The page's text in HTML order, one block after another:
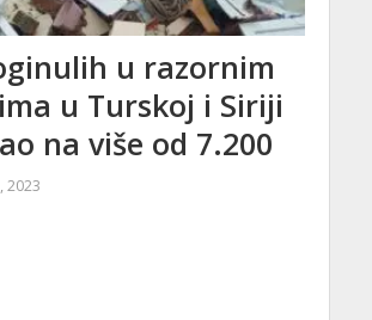
u razornim
u Turskoj i Siriji
na više od 7.200
2023